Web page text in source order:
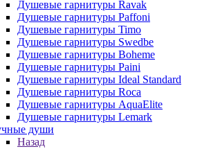
Душевые гарнитуры Ravak
Душевые гарнитуры Paffoni
Душевые гарнитуры Timo
Душевые гарнитуры Swedbe
Душевые гарнитуры Boheme
Душевые гарнитуры Paini
Душевые гарнитуры Ideal Standard
Душевые гарнитуры Roca
Душевые гарнитуры AquaElite
Душевые гарнитуры Lemark
души
Назад